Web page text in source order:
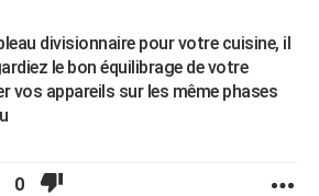
divisionnaire pour votre cuisine, il
le bon équilibrage de votre
vos appareils sur les même phases
0